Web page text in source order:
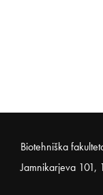
Noga
Biotehniška
Jamnikarjeva 101,